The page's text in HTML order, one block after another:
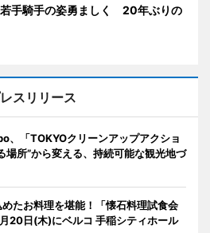
若手騎手の姿勇ましく 20年ぶりの
スリリース
、「TOKYOクリーンアップアクショ
場所”から変える、持続可能な観光地づ
めたお料理を堪能！「懐石料理試食会
20日(木)にベルコ 手稲シティホール